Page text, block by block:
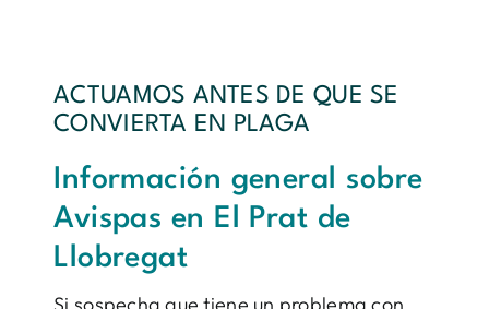
ACTUAMOS ANTES DE QUE SE
CONVIERTA EN PLAGA
Información general sobre
Avispas en El Prat de
Llobregat